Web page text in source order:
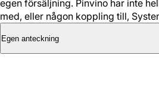
egen försäljning. Pinvino har inte
med, eller någon koppling till,
Egen anteckning